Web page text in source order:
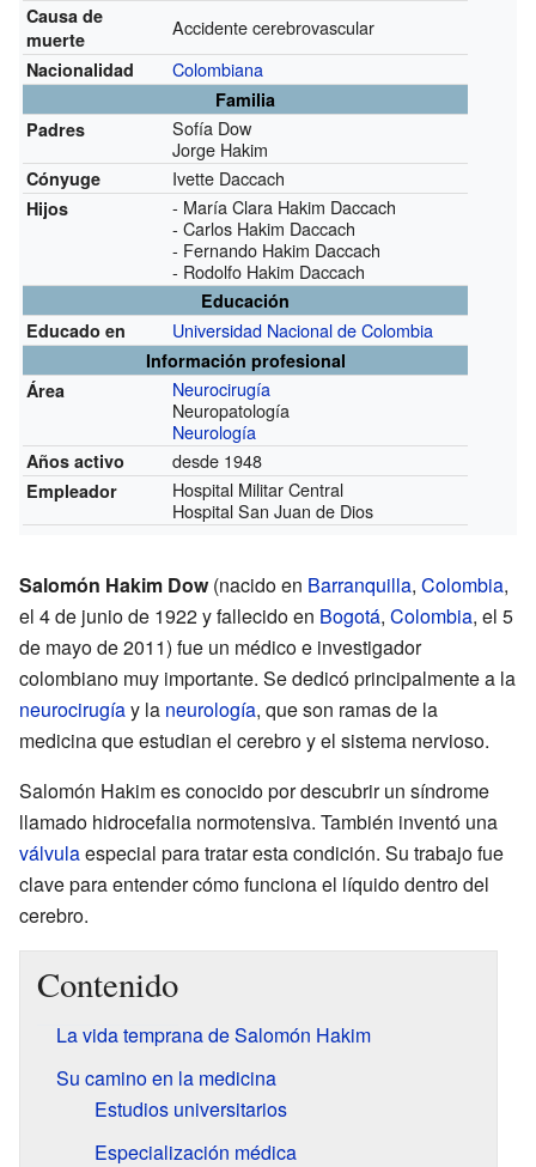
Causa de
muerte
Accidente cerebrovascular
Nacionalidad Colombiana
Familia
Padres
Sofía Dow
Jorge Hakim
Cónyuge Ivette Daccach
Hijos
- María Clara Hakim Daccach
- Carlos Hakim Daccach
- Fernando Hakim Daccach
- Rodolfo Hakim Daccach
Educación
Educado en
Universidad Nacional de Colombia
Información profesional
Área
Neurocirugía
Neuropatología
Neurología
Años activo desde 1948
Empleador
Hospital Militar Central
Hospital San Juan de Dios
Salomón Hakim Dow(nacido en Barranquilla, Colombia,
el 4 de junio de 1922 y fallecido en Bogotá, Colombia, el 5
de mayo de 2011) fue un médico e investigador
colombiano muy importante. Se dedicó principalmente a la
neurocirugíay la neurología, que son ramas de la
medicina que estudian el cerebro y el sistema nervioso.
Salomón Hakim es conocido por descubrir un síndrome
llamado hidrocefalia normotensiva. También inventó una
válvulaespecial para tratar esta condición. Su trabajo fue
clave para entender cómo funciona el líquido dentro del
cerebro.
Contenido
La vida temprana de Salomón Hakim
Su camino en la medicina
Estudios universitarios
Especialización médica